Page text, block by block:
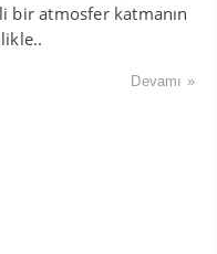
bir atmosfer katmanın
Devamı »